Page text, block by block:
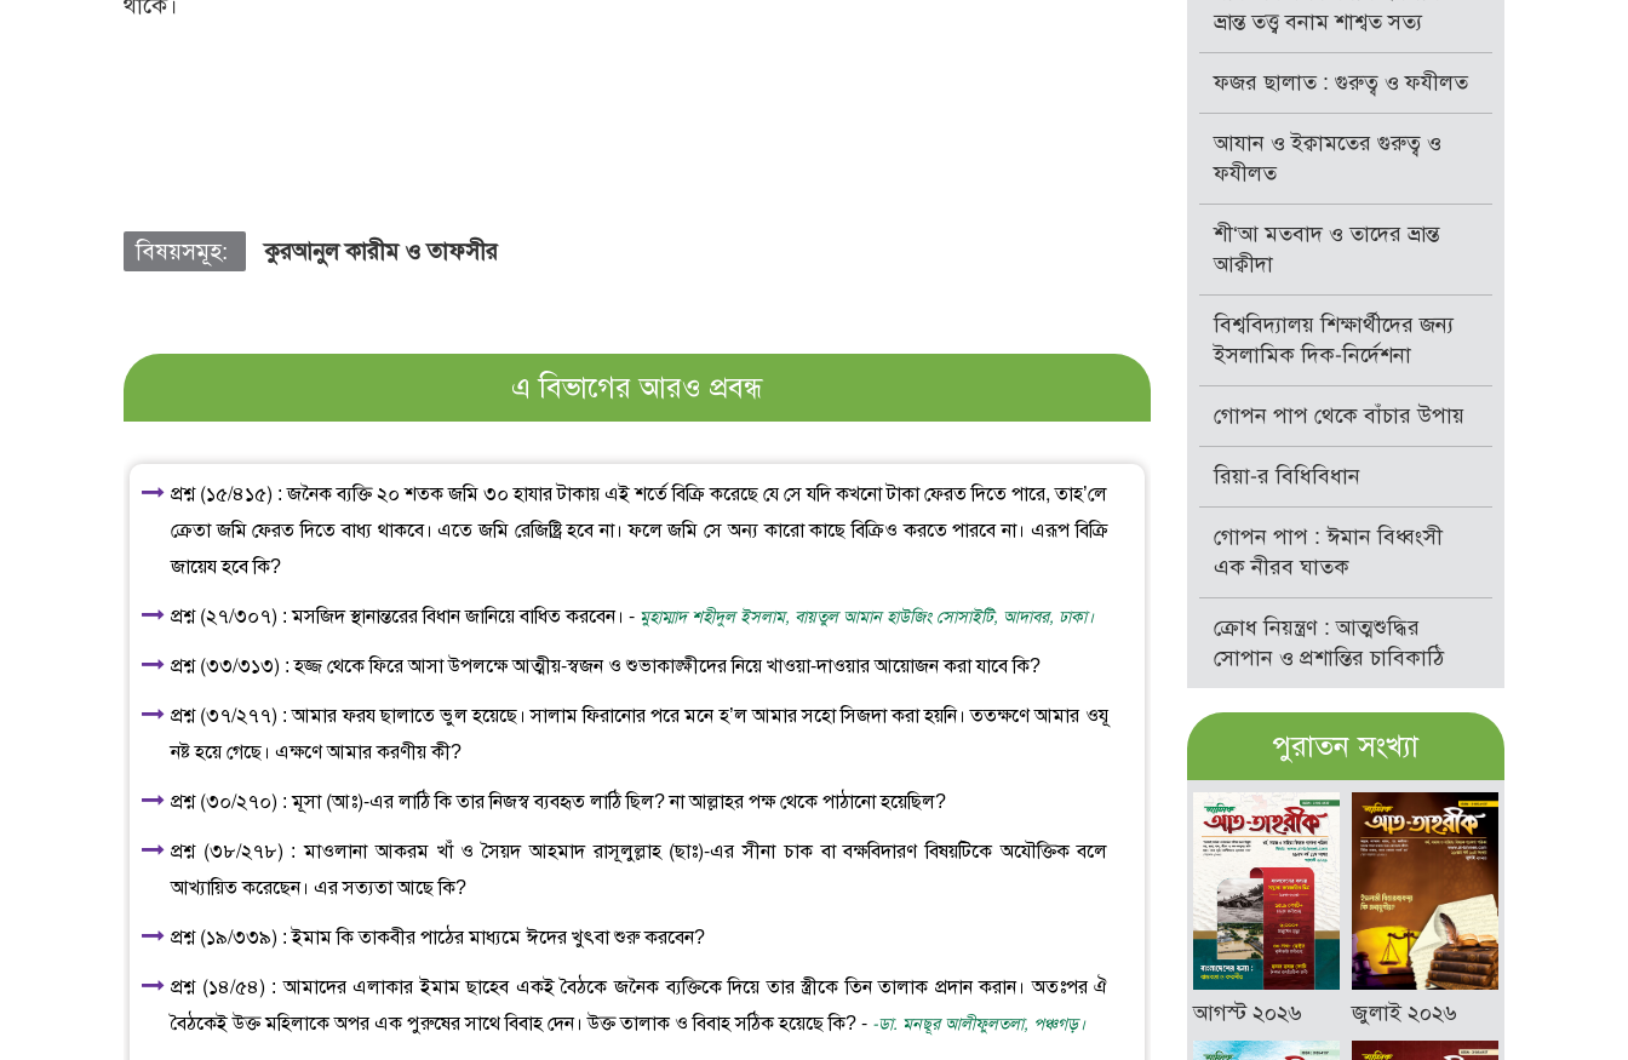
বিষয়সমূহ: কুরআনুল কারীম ও তাফসীর
এ বিভাগের আরও প্রবন্ধ
প্রশ্ন (১৫/৪১৫) : জনৈক ব্যক্তি ২০ শতক জমি ৩০ হাযার টাকায় এই শর্তে বিক্রি করেছে যে সে যদি কখনো টাকা ফেরত দিতে পারে, তাহ’লে
ক্রেতা জমি ফেরত দিতে বাধ্য থাকবে। এতে জমি রেজিষ্ট্রি হবে না। ফলে জমি সে অন্য কারো কাছে বিক্রিও করতে পারবে না। এরূপ বিক্রি
জায়েয হবে কি?
প্রশ্ন (২৭/৩০৭) : মসজিদ স্থানান্তরের বিধান জানিয়ে বাধিত করবেন। - মুহাম্মাদ শহীদুল ইসলাম, বায়তুল আমান হাউজিং সোসাইটি, আদাবর, ঢাকা।
প্রশ্ন (৩৩/৩১৩) : হজ্জ থেকে ফিরে আসা উপলক্ষে আত্মীয়-স্বজন ও শুভাকাঙ্ক্ষীদের নিয়ে খাওয়া-দাওয়ার আয়োজন করা যাবে কি?
প্রশ্ন (৩৭/২৭৭) : আমার ফরয ছালাতে ভুল হয়েছে। সালাম ফিরানোর পরে মনে হ’ল আমার সহো সিজদা করা হয়নি। ততক্ষণে আমার ওযূ
নষ্ট হয়ে গেছে। এক্ষণে আমার করণীয় কী?
প্রশ্ন (৩০/২৭০) : মূসা (আঃ)-এর লাঠি কি তার নিজস্ব ব্যবহৃত লাঠি ছিল? না আল্লাহর পক্ষ থেকে পাঠানো হয়েছিল?
প্রশ্ন (৩৮/২৭৮) : মাওলানা আকরম খাঁ ও সৈয়দ আহমাদ রাসূলুল্লাহ (ছাঃ)-এর সীনা চাক বা বক্ষবিদারণ বিষয়টিকে অযৌক্তিক বলে
আখ্যায়িত করেছেন। এর সত্যতা আছে কি?
প্রশ্ন (১৯/৩৩৯) : ইমাম কি তাকবীর পাঠের মাধ্যমে ঈদের খুৎবা শুরু করবেন?
প্রশ্ন (১৪/৫৪) : আমাদের এলাকার ইমাম ছাহেব একই বৈঠকে জনৈক ব্যক্তিকে দিয়ে তার স্ত্রীকে তিন তালাক প্রদান করান। অতঃপর ঐ
বৈঠকেই উক্ত মহিলাকে অপর এক পুরুষের সাথে বিবাহ দেন। উক্ত তালাক ও বিবাহ সঠিক হয়েছে কি? - -ডা. মনছূর আলীফুলতলা, পঞ্চগড়।
ভ্রান্ত তত্ত্ব বনাম শাশ্বত সত্য
ফজর ছালাত : গুরুত্ব ও ফযীলত
আযান ও ইক্বামতের গুরুত্ব ও
ফযীলত
শী‘আ মতবাদ ও তাদের ভ্রান্ত
আক্বীদা
বিশ্ববিদ্যালয় শিক্ষার্থীদের জন্য
ইসলামিক দিক-নির্দেশনা
গোপন পাপ থেকে বাঁচার উপায়
রিয়া-র বিধিবিধান
গোপন পাপ : ঈমান বিধ্বংসী
এক নীরব ঘাতক
ক্রোধ নিয়ন্ত্রণ : আত্মশুদ্ধির
সোপান ও প্রশান্তির চাবিকাঠি
পুরাতন সংখ্যা
আগস্ট ২০২৬ জুলাই ২০২৬